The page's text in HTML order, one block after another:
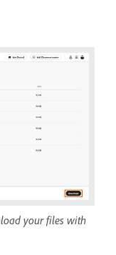
your files with